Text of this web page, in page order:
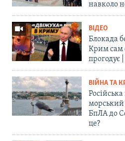
навколо
ВІДЕО
Блокада
Крим сам
прогодує
ВІЙНА ТА
морський
БпЛА до
це?